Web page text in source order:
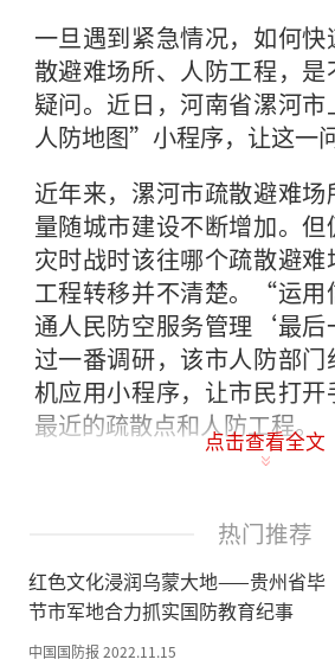
一旦遇到紧急情况，如何
散避难场所、人防工程，
疑问。近日，河南省漯河
人防地图”小程序，让这一
近年来，漯河市疏散避难
量随城市建设不断增加。
灾时战时该往哪个疏散避
工程转移并不清楚。“运用
通人民防空服务管理‘最
过一番调研，该市人防部
机应用小程序，让市民打
最近的疏散点和人防工程。
程、疏散避难场所信息进行
置、面积、容纳人数、联
息，提供给技术开发人
照“方便、快捷、可视
发“人防地图”小程序。
点击查看全文
热门推荐
红色文化浸润乌蒙大地——贵州省毕
节市军地合力抓实国防教育纪事
中国国防报 2022.11.15